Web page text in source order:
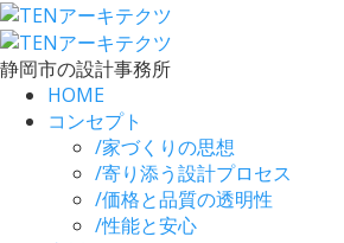
静岡市の設計事務所
HOME
コンセプト
/家づくりの思想
/寄り添う設計プロセス
/価格と品質の透明性
/性能と安心